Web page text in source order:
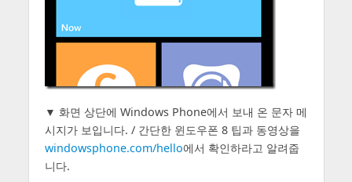
▼ 화면 상단에 Windows Phone에서 보내 온 문자 메
시지가 보입니다. / 간단한 윈도우폰 8 팁과 동영상을
windowsphone.com/hello에서 확인하라고 알려줍
니다.